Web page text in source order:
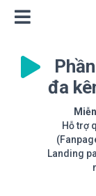
đa
Hỗ trợ
Landing